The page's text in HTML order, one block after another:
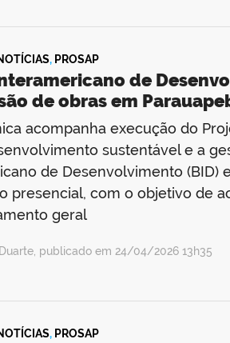
, PROSAP
de
de obras em
acompanha execução do
sustentável e a
de Desenvolvimento (BID)
presencial, com o objetivo de
geral
publicado em 24/04/2026 13h35
, PROSAP